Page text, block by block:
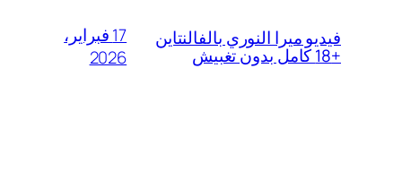
فيديو ميرا النوري بالفالنتاين
+18 كامل بدون تغبيش
17 فبراير،
2026